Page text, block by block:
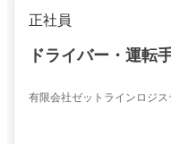
正社員
ドライバー・運転
有限会社ゼットラインロジス